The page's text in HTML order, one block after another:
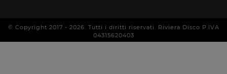
© Copyright 2017 - 2026 . Tutti i diritti riservati. Riviera Disco P.IVA
04315620403